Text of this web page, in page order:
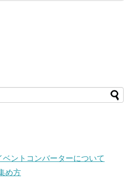
ントコンバーターについて
め方